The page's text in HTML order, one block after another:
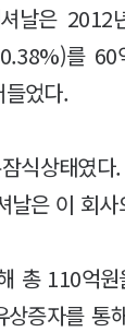
날은
를 60
었다.
식상태였
은 이 회
총 110억
증자를 통